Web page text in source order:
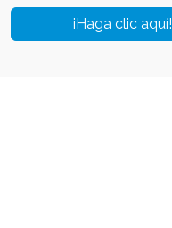
¡Haga clic aquí!